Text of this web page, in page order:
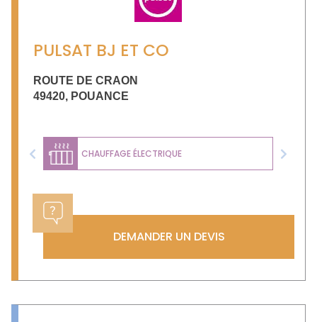
PULSAT BJ ET CO
ROUTE DE CRAON
49420, POUANCE
CHAUFFAGE ÉLECTRIQUE
Previous Next
DEMANDER UN DEVIS